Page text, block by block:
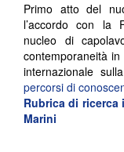
Primo atto del
l’accordo con la
nucleo di
contemporaneità
internazionale
percorsi di
Rubrica di
Marini